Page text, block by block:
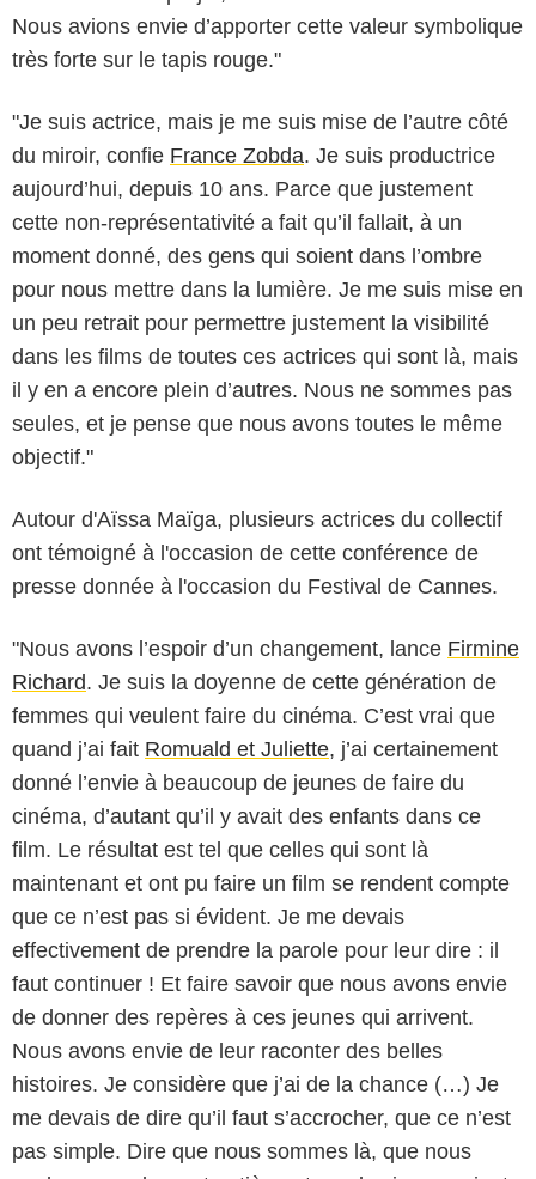
Nous avions envie d’apporter cette valeur symbolique
très forte sur le tapis rouge."
"Je suis actrice, mais je me suis mise de l’autre côté
du miroir, confie France Zobda. Je suis productrice
aujourd’hui, depuis 10 ans. Parce que justement
cette non-représentativité a fait qu’il fallait, à un
moment donné, des gens qui soient dans l’ombre
pour nous mettre dans la lumière. Je me suis mise en
un peu retrait pour permettre justement la visibilité
dans les films de toutes ces actrices qui sont là, mais
il y en a encore plein d’autres. Nous ne sommes pas
seules, et je pense que nous avons toutes le même
objectif."
Autour d'Aïssa Maïga, plusieurs actrices du collectif
ont témoigné à l'occasion de cette conférence de
presse donnée à l'occasion du Festival de Cannes.
"Nous avons l’espoir d’un changement, lance Firmine
Richard. Je suis la doyenne de cette génération de
femmes qui veulent faire du cinéma. C’est vrai que
quand j’ai fait Romuald et Juliette, j’ai certainement
donné l’envie à beaucoup de jeunes de faire du
cinéma, d’autant qu’il y avait des enfants dans ce
film. Le résultat est tel que celles qui sont là
maintenant et ont pu faire un film se rendent compte
que ce n’est pas si évident. Je me devais
effectivement de prendre la parole pour leur dire : il
faut continuer ! Et faire savoir que nous avons envie
de donner des repères à ces jeunes qui arrivent.
Nous avons envie de leur raconter des belles
histoires. Je considère que j’ai de la chance (…) Je
me devais de dire qu’il faut s’accrocher, que ce n’est
pas simple. Dire que nous sommes là, que nous